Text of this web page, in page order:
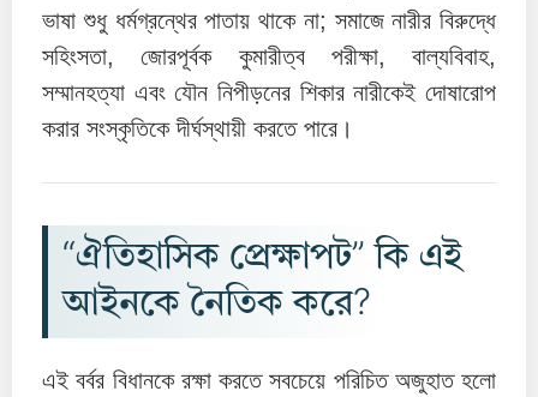
ভাষা শুধু ধর্মগ্রন্থের পাতায় থাকে না; সমাজে নারীর বিরুদ্ধে
সহিংসতা, জোরপূর্বক কুমারীত্ব পরীক্ষা, বাল্যবিবাহ,
সম্মানহত্যা এবং যৌন নিপীড়নের শিকার নারীকেই দোষারোপ
করার সংস্কৃতিকে দীর্ঘস্থায়ী করতে পারে।
“ঐতিহাসিক প্রেক্ষাপট” কি এই
আইনকে নৈতিক করে?
এই বর্বর বিধানকে রক্ষা করতে সবচেয়ে পরিচিত অজুহাত হলো